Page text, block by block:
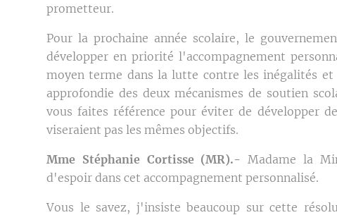
prometteur.
Pour la prochaine année scolaire, le
développer en priorité l'accompagnement
moyen terme dans la lutte contre les inégalités
approfondie des deux mécanismes de soutien
vous faites référence pour éviter de développer
viseraient pas les mêmes objectifs.
Mme Stéphanie Cortisse (MR).- Madame la
d'espoir dans cet accompagnement personnalisé.
Vous le savez, j'insiste beaucoup sur cette